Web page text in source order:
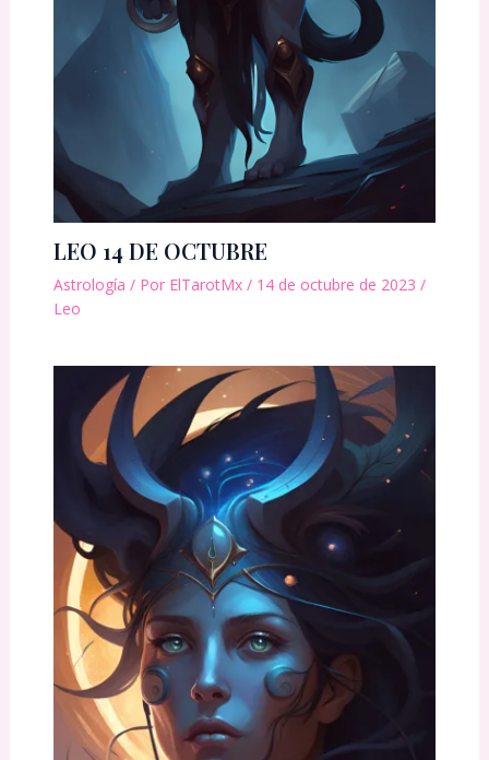
LEO 14 DE OCTUBRE
Astrología / Por ElTarotMx / 14 de octubre de 2023 /
Leo